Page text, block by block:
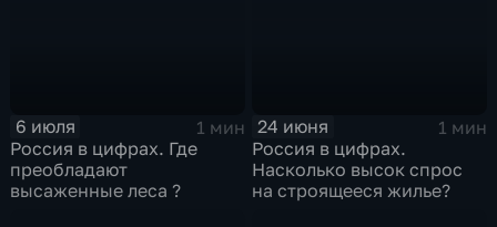
6 июля
1 мин
Россия в цифрах. Где
преобладают
высаженные леса ?
24 июня
1 мин
Россия в цифрах.
Насколько высок спрос
на строящееся жилье?